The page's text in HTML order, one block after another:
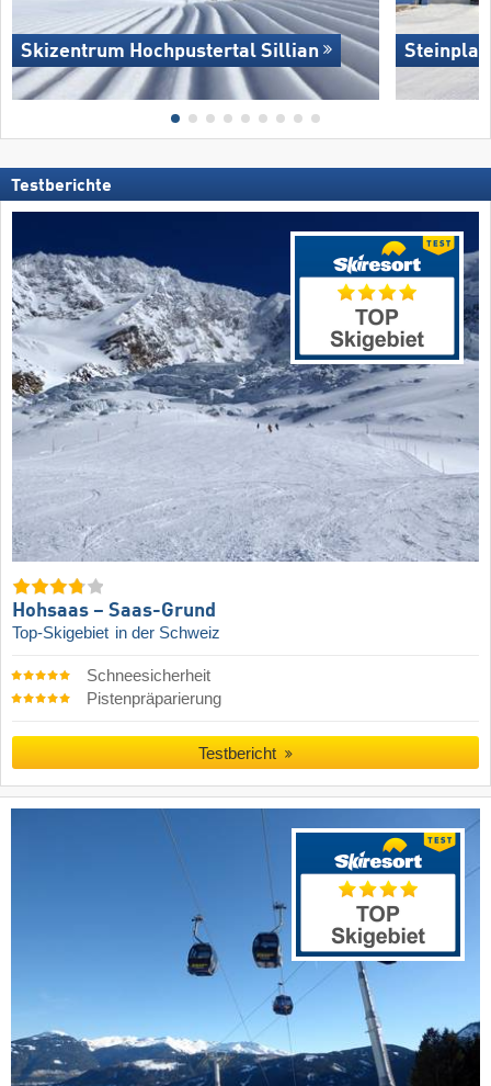
Skizentrum Hochpustertal Sillian
Testberichte
Hohsaas – Saas-Grund
Top-Skigebiet in der Schweiz
Schneesicherheit
Pistenpräparierung
Testbericht